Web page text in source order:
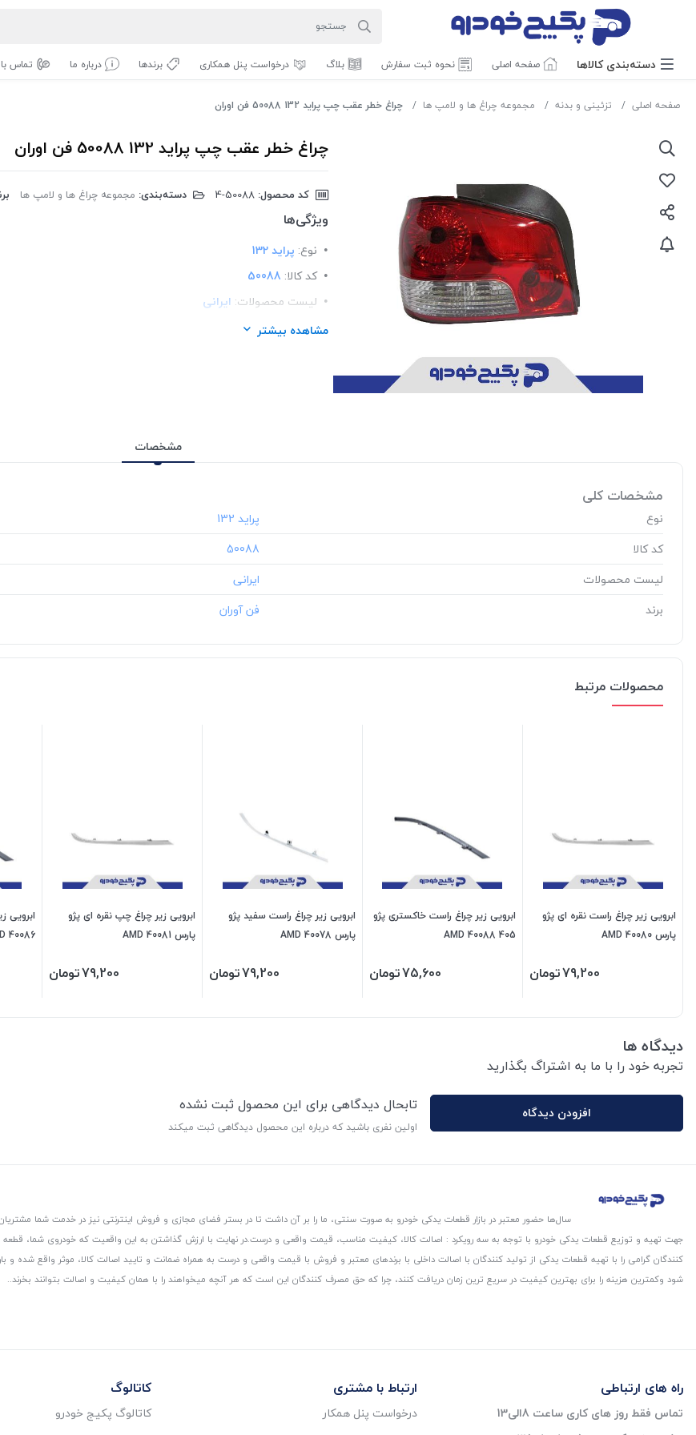
دسته‌بندی‌ کالاها صفحه اصلی نحوه ثبت سفارش بلاگ درخواست پنل همکاری برندها درباره ما تماس
صفحه اصلی تزئینی و بدنه مجموعه چراغ ها و لامپ ها چراغ خطر عقب چپ پراید 132 50088 فن اوران
چراغ خطر عقب چپ پراید 132 50088 فن اوران
کد محصول: دسته‌بندی: مجموعه چراغ ها و لامپ ها
ویژگی‌ها
نوع: پراید 132
کد کالا: 50088
لیست محصولات: ایرانی
برند:فن آوران
مشاهده بیشتر
مشخصات
مشخصات کلی
نوع
کد کالا
‎50088
لیست محصولات
برند
محصولات مرتبط
ابرویی زیر چراغ راست نقره ای پژو
پارس 40080 AMD
79,200تومان
ابرویی زیر چراغ راست خاکستری پژو
405 40088 AMD
75,600تومان
ابرویی زیر چراغ راست سفید پژو
پارس 40078 AMD
79,200تومان
ابرویی زیر چراغ چپ نقره ای پژو
پارس 40081 AMD
79,200تومان
40086 AMD
دیدگاه ها
تجربه خود را با ما به اشتراگ بگذارید
افزودن دیدگاه تابحال دیدگاهی برای این محصول ثبت نشده
اولین نفری باشید که درباره این محصول دیدگاهی ثبت میکند
سال‌ها حضور معتبر در بازار قطعات یدکی خودرو به صورت سنتی، ما را بر آن داشت تا در بستر فضای مجازی و فروش اینترنتی نیز در خدمت شما
جهت تهیه و توزیع قطعات یدکی خودرو با توجه به سه رویکرد : اصالت کالا، کیفیت مناسب، قیمت واقعی و درست.در نهایت با ارزش گذاشتن به این واقعیت که خودروی شما،
کنندگان گرامی را با تهیه قطعات یدکی از تولید کنندگان با اصالت داخلی با برندهای معتبر و فروش با قیمت واقعی و درست به همراه ضمانت و تایید اصالت کالا، موثر واقع
شود و‌کمترین هزینه را برای بهترین کیفیت در سریع ترین زمان دریافت کنند، چرا که حق مصرف کنندگان این است که هر آنچه میخواهند را با همان کیفیت و اصالت بتوانند بخرند..
راه های ارتباطی
تماس فقط روز های کاری ساعت 8الی13
ارتباط با مشتری
درخواست پنل همکار
کاتالوگ
کاتالوگ پکیج خودرو